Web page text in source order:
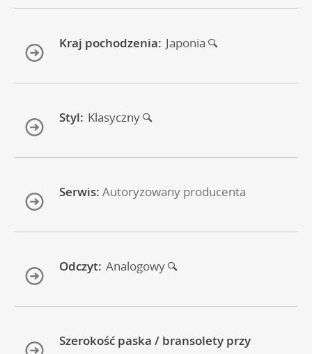
Kraj pochodzenia: Japonia
Styl: Klasyczny
Serwis: Autoryzowany producenta
Odczyt: Analogowy
Szerokość paska / bransolety przy